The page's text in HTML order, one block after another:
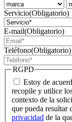
Servicio(Obligatorio)
E-mail(Obligatorio)
Teléfono(Obligatorio)
RGPD
Estoy de
recopile y utilice
contexto de la
que pueda resultar
privacidad de la